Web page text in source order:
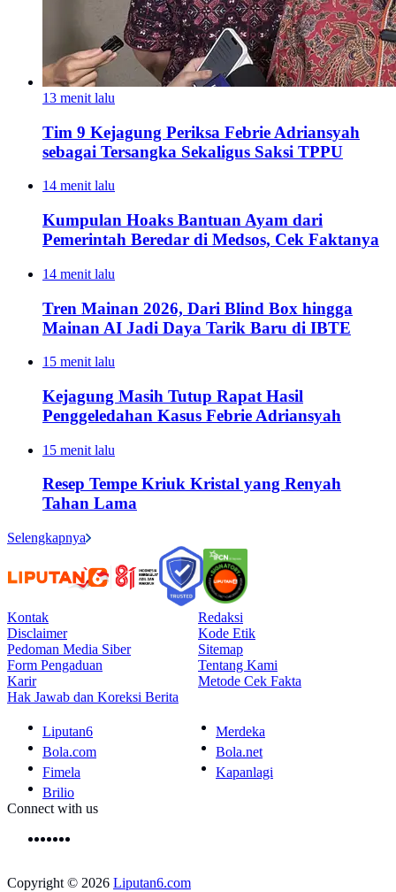
13 menit lalu
Tim 9 Kejagung Periksa Febrie Adriansyah
sebagai Tersangka Sekaligus Saksi TPPU
14 menit lalu
Kumpulan Hoaks Bantuan Ayam dari
Pemerintah Beredar di Medsos, Cek Faktanya
14 menit lalu
Tren Mainan 2026, Dari Blind Box hingga
Mainan AI Jadi Daya Tarik Baru di IBTE
15 menit lalu
Kejagung Masih Tutup Rapat Hasil
Penggeledahan Kasus Febrie Adriansyah
15 menit lalu
Resep Tempe Kriuk Kristal yang Renyah
Tahan Lama
Selengkapnya
Kontak
Redaksi
Disclaimer
Kode Etik
Pedoman Media Siber
Sitemap
Form Pengaduan
Tentang Kami
Karir
Metode Cek Fakta
Hak Jawab dan Koreksi Berita
Liputan6
Merdeka
Bola.com
Bola.net
Fimela
Kapanlagi
Brilio
Connect with us
Copyright © 2026 Liputan6.com